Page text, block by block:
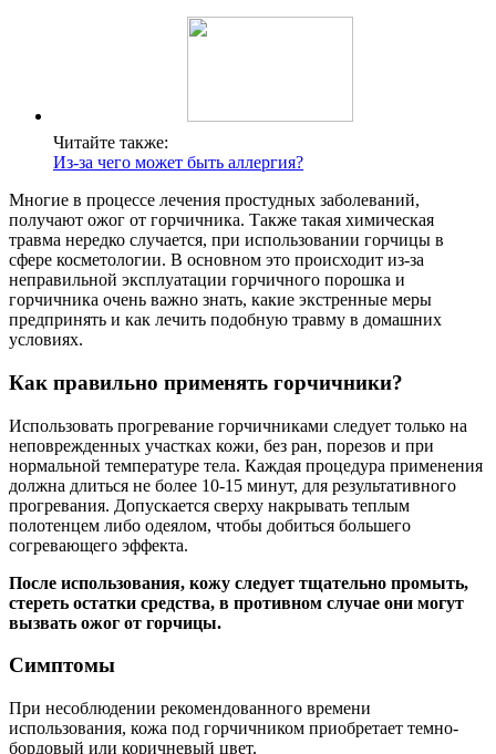
Читайте также:
Из-за чего может быть аллергия?
Многие в процессе лечения простудных заболеваний,
получают ожог от горчичника. Также такая химическая
травма нередко случается, при использовании горчицы в
сфере косметологии. В основном это происходит из-за
неправильной эксплуатации горчичного порошка и
горчичника очень важно знать, какие экстренные меры
предпринять и как лечить подобную травму в домашних
условиях.
Как правильно применять горчичники?
Использовать прогревание горчичниками следует только на
неповрежденных участках кожи, без ран, порезов и при
нормальной температуре тела. Каждая процедура применения
должна длиться не более 10-15 минут, для результативного
прогревания. Допускается сверху накрывать теплым
полотенцем либо одеялом, чтобы добиться большего
согревающего эффекта.
После использования, кожу следует тщательно промыть,
стереть остатки средства, в противном случае они могут
вызвать ожог от горчицы.
Симптомы
При несоблюдении рекомендованного времени
использования, кожа под горчичником приобретает темно-
бордовый или коричневый цвет.